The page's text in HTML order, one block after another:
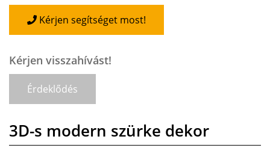
Kérjen segítséget most!
Kérjen visszahívást!
Érdeklődés
3D-s modern szürke dekor